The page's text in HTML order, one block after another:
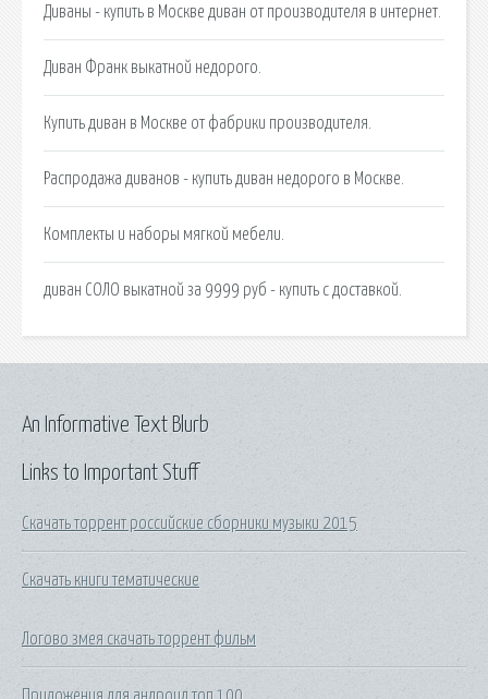
Диваны - купить в Москве диван от производителя в интернет.
Диван Франк выкатной недорого.
Купить диван в Москве от фабрики производителя.
Распродажа диванов - купить диван недорого в Москве.
Комплекты и наборы мягкой мебели.
диван СОЛО выкатной за 9999 руб - купить с доставкой.
Links to Important Stuff
Скачать торрент российские сборники музыки 2015
Скачать книги тематические
Логово змея скачать торрент фильм
Приложения для андроид топ 100
An Informative Text Blurb